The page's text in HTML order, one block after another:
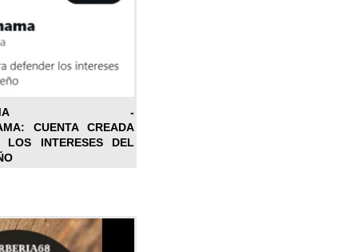
-
CUENTA CREADA
LOS INTERESES DEL